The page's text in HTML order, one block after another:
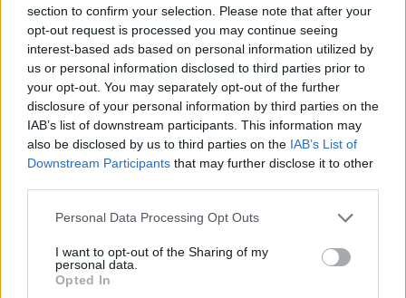
section to confirm your selection. Please note that after your
opt-out request is processed you may continue seeing
interest-based ads based on personal information utilized by
us or personal information disclosed to third parties prior to
your opt-out. You may separately opt-out of the further
disclosure of your personal information by third parties on the
IAB’s list of downstream participants. This information may
also be disclosed by us to third parties on the IAB’s List of
Downstream Participants that may further disclose it to other
Please note that this website/app uses one or more Google
not limited to your visit or usage behaviour. You may click to
grant or deny consent to Google and its third-party tags to
use your data for below specified purposes in below Google
Personal Data Processing Opt Outs
I want to opt-out of the Sharing of my
personal data.
Opted In